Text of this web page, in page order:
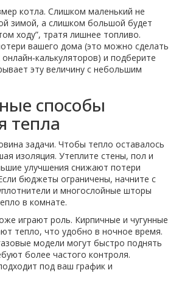
котла. Слишком маленький не
зимой, а слишком большой будет
ходу”, тратя лишнее топливо.
вашего дома (это можно сделать
и подберите
эту величину с небольшим
способы
тепла
задачи. Чтобы тепло оставалось
изоляция. Утеплите стены, пол и
улучшения снижают потери
бюджеты ограничены, начните с
и многослойные шторы
в комнате.
играют роль. Кирпичные и чугунные
тепло, что удобно в ночное время.
модели могут быстро поднять
более частого контроля.
под ваш график и